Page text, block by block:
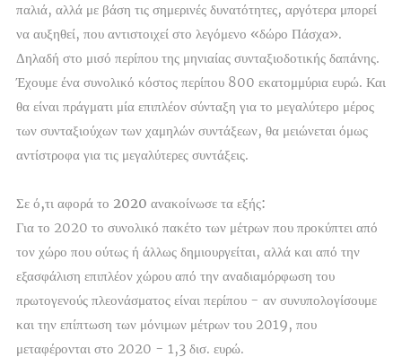
παλιά, αλλά με βάση τις σημερινές δυνατότητες, αργότερα μπορεί
να αυξηθεί, που αντιστοιχεί στο λεγόμενο «δώρο Πάσχα».
Δηλαδή στο μισό περίπου της μηνιαίας συνταξιοδοτικής δαπάνης.
Έχουμε ένα συνολικό κόστος περίπου 800 εκατομμύρια ευρώ. Και
θα είναι πράγματι μία επιπλέον σύνταξη για το μεγαλύτερο μέρος
των συνταξιούχων των χαμηλών συντάξεων, θα μειώνεται όμως
αντίστροφα για τις μεγαλύτερες συντάξεις.
Σε ό,τι αφορά το 2020 ανακοίνωσε τα εξής:
Για το 2020 το συνολικό πακέτο των μέτρων που προκύπτει από
τον χώρο που ούτως ή άλλως δημιουργείται, αλλά και από την
εξασφάλιση επιπλέον χώρου από την αναδιαμόρφωση του
πρωτογενούς πλεονάσματος είναι περίπου - αν συνυπολογίσουμε
και την επίπτωση των μόνιμων μέτρων του 2019, που
μεταφέρονται στο 2020 - 1,3 δισ. ευρώ.